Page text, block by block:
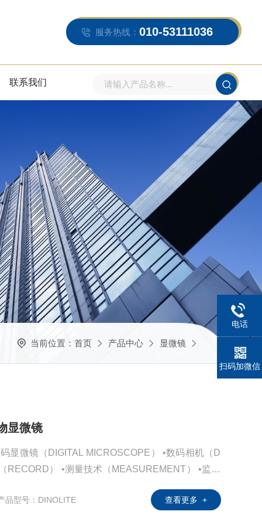
服务热线： 010-53111036
联系我们
当前位置： 首页 产品中心 显微镜
显微镜
显微镜（DIGITAL MICROSCOPE） •数码相机（D
品型号：DINOLITE 查看更多 +
电话
扫码加微信